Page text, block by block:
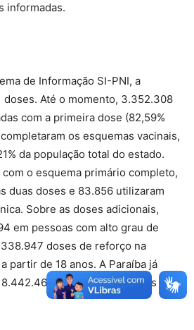
informadas.
de Informação SI-PNI, a
doses. Até o momento, 3.352.308
com a primeira dose (82,59%
os esquemas vacinais,
da população total do estado.
o esquema primário completo,
duas doses e 83.856 utilizaram
Sobre as doses adicionais,
em pessoas com alto grau de
doses de reforço na
partir de 18 anos. A Paraíba já
doses de vacina aos